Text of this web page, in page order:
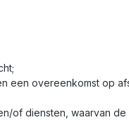
een overeenkomst op
of diensten, waarvan